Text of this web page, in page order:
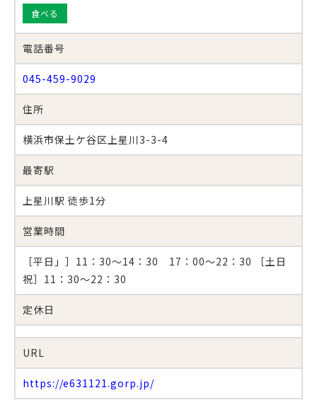
食べる
電話番号
045-459-9029
住所
横浜市保土ケ谷区上星川3-3-4
最寄駅
上星川駅 徒歩1分
営業時間
［平日」］11：30～14：30 17：00～22：30 ［土日
祝］11：30～22：30
定休日
URL
https://e631121.gorp.jp/